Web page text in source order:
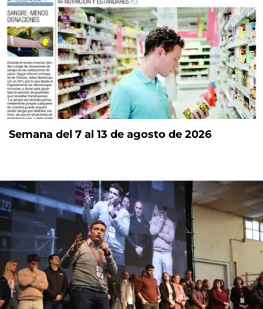
Semana del 7 al 13 de agosto de 2026